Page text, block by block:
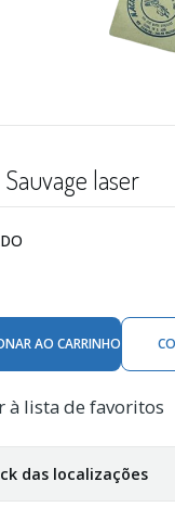
laser
AO CARRINHO
à lista de favoritos
das localizações